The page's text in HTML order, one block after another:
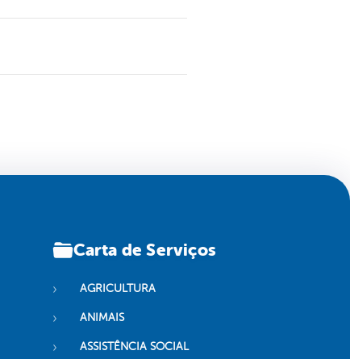
Carta de Serviços
AGRICULTURA
ANIMAIS
ASSISTÊNCIA SOCIAL